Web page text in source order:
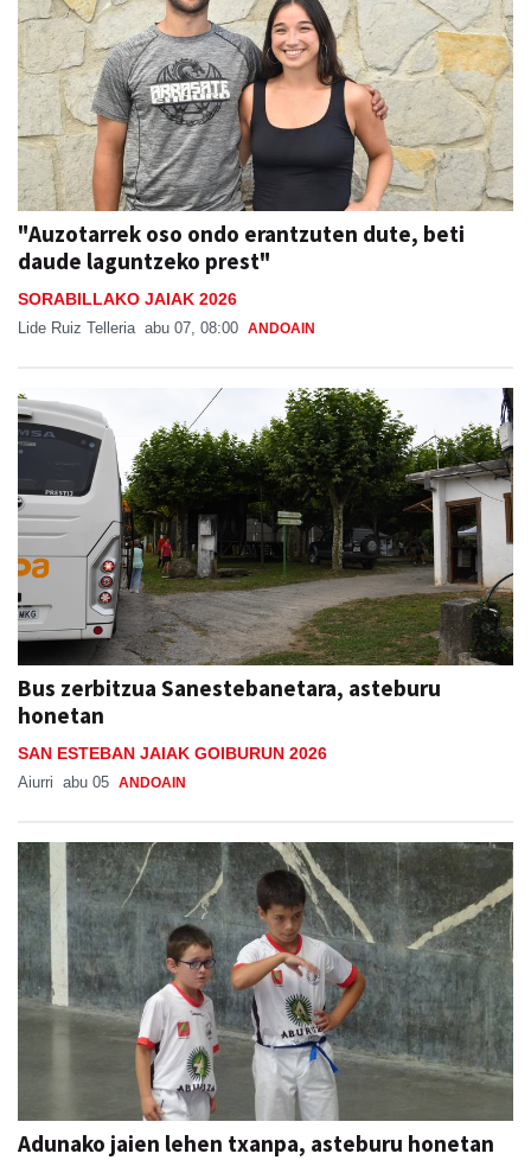
"Auzotarrek oso ondo erantzuten dute, beti
daude laguntzeko prest"
SORABILLAKO JAIAK 2026
Lide Ruiz Telleria abu 07, 08:00 ANDOAIN
Bus zerbitzua Sanestebanetara, asteburu
honetan
SAN ESTEBAN JAIAK GOIBURUN 2026
Aiurri abu 05 ANDOAIN
Adunako jaien lehen txanpa, asteburu honetan